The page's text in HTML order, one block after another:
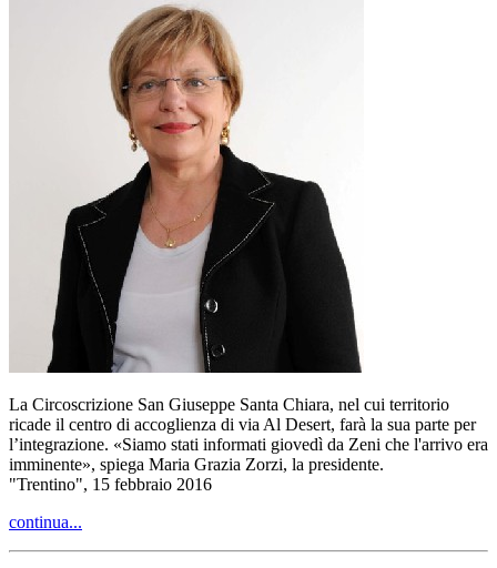
La Circoscrizione San Giuseppe Santa Chiara, nel cui territorio
ricade il centro di accoglienza di via Al Desert, farà la sua parte per
l’integrazione. «Siamo stati informati giovedì da Zeni che l'arrivo era
imminente», spiega Maria Grazia Zorzi, la presidente.
"Trentino", 15 febbraio 2016
continua...